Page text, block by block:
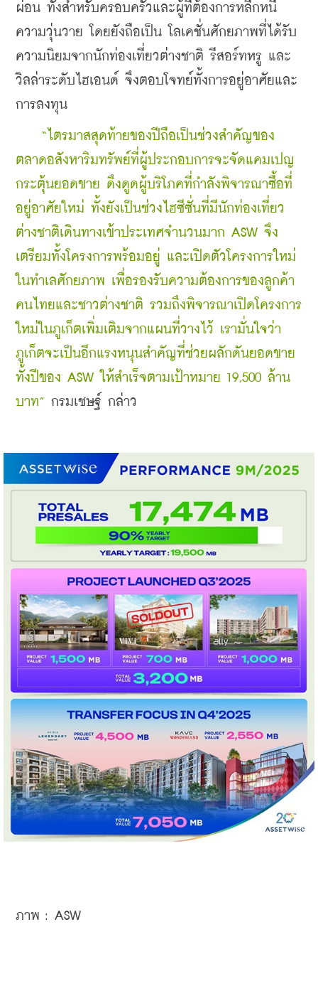
ผ่อน ทั้งสำหรับครอบครัวและผู้ที่ต้องการหลีกหนี
ความวุ่นวาย โดยยังถือเป็น โลเคชั่นศักยภาพที่ได้รับ
ความนิยมจากนักท่องเที่ยวต่างชาติ รีสอร์ทหรู และ
วิลล่าระดับไฮเอนด์ จึงตอบโจทย์ทั้งการอยู่อาศัยและ
การลงทุน
“ไตรมาสสุดท้ายของปีถือเป็นช่วงสำคัญของ
ตลาดอสังหาริมทรัพย์ที่ผู้ประกอบการจะจัดแคมเปญ
กระตุ้นยอดขาย ดึงดูดผู้บริโภคที่กำลังพิจารณาซื้อที่
อยู่อาศัยใหม่ ทั้งยังเป็นช่วงไฮซีซั่นที่มีนักท่องเที่ยว
ต่างชาติเดินทางเข้าประเทศจำนวนมาก ASW จึง
เตรียมทั้งโครงการพร้อมอยู่ และเปิดตัวโครงการใหม่
ในทำเลศักยภาพ เพื่อรองรับความต้องการของลูกค้า
คนไทยและชาวต่างชาติ รวมถึงพิจารณาเปิดโครงการ
ใหม่ในภูเก็ตเพิ่มเติมจากแผนที่วางไว้ เรามั่นใจว่า
ภูเก็ตจะเป็นอีกแรงหนุนสำคัญที่ช่วยผลักดันยอดขาย
ทั้งปีของ ASW ให้สำเร็จตามเป้าหมาย 19,500 ล้าน
บาท” กรมเชษฐ์ กล่าว
ภาพ : ASW